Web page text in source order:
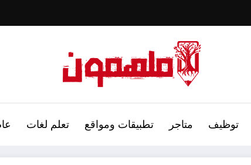
توظيف متاجر تطبيقات ومواقع تعلم لغات